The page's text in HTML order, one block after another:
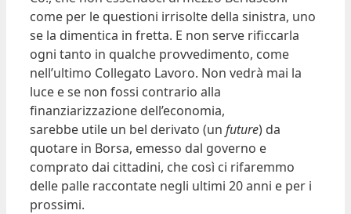
come per le questioni irrisolte della sinistra, uno
se la dimentica in fretta. E non serve rificcarla
ogni tanto in qualche provvedimento, come
nell’ultimo Collegato Lavoro. Non vedrà mai la
luce e se non fossi contrario alla
finanziarizzazione dell’economia,
sarebbe utile un bel derivato (un future) da
quotare in Borsa, emesso dal governo e
comprato dai cittadini, che così ci rifaremmo
delle palle raccontate negli ultimi 20 anni e per i
prossimi.